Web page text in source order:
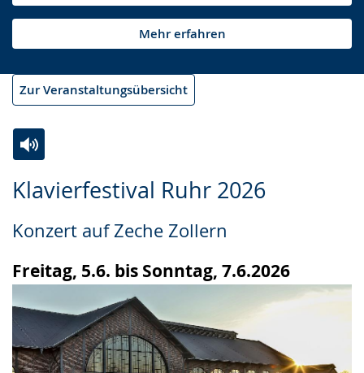
Mehr erfahren
Zur Veranstaltungsübersicht
Klavierfestival Ruhr 2026
Konzert auf Zeche Zollern
Freitag, 5.6. bis Sonntag, 7.6.2026
Leichten
wechseln.
Audio-
Video
Deutscher
Gebärdensprache
wird
angezeigt.